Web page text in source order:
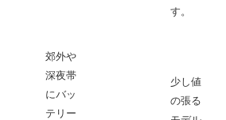
郊外や
深夜帯
にバッ
テリー
す。
少し値
の張る